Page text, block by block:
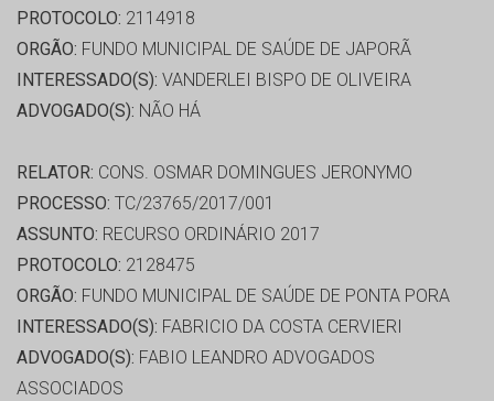
PROTOCOLO: 2114918
ORGÃO: FUNDO MUNICIPAL DE SAÚDE DE JAPORÃ
INTERESSADO(S): VANDERLEI BISPO DE OLIVEIRA
ADVOGADO(S): NÃO HÁ
RELATOR: CONS. OSMAR DOMINGUES JERONYMO
PROCESSO: TC/23765/2017/001
ASSUNTO: RECURSO ORDINÁRIO 2017
PROTOCOLO: 2128475
ORGÃO: FUNDO MUNICIPAL DE SAÚDE DE PONTA PORA
INTERESSADO(S): FABRICIO DA COSTA CERVIERI
ADVOGADO(S): FABIO LEANDRO ADVOGADOS
ASSOCIADOS